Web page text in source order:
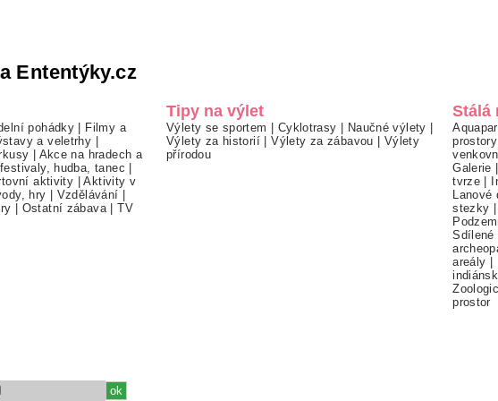
Ententýky.cz
pohádky | Filmy a
a veletrhy |
| Akce na hradech a
hudba, tanec |
aktivity |Aktivity v
hry | Vzdělávání |
| Ostatní zábava |TV
Tipy na výlet
Výlety se sportem | Cyklotrasy | Naučné výlety |
Výlety za historií |Výlety za zábavou | Výlety
přírodou
Stálá
prostory
Galerie |
tvrze |
Lanové
stezky |
Sdílené
areály |
prostor